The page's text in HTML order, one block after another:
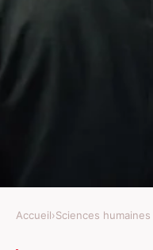
Accueil›Sciences humaines